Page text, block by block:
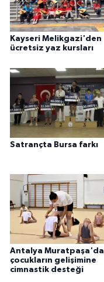
Kayseri Melikgazi'den
ücretsiz yaz kursları
Satrançta Bursa farkı
Antalya Muratpaşa'da
çocukların gelişimine
cimnastik desteği